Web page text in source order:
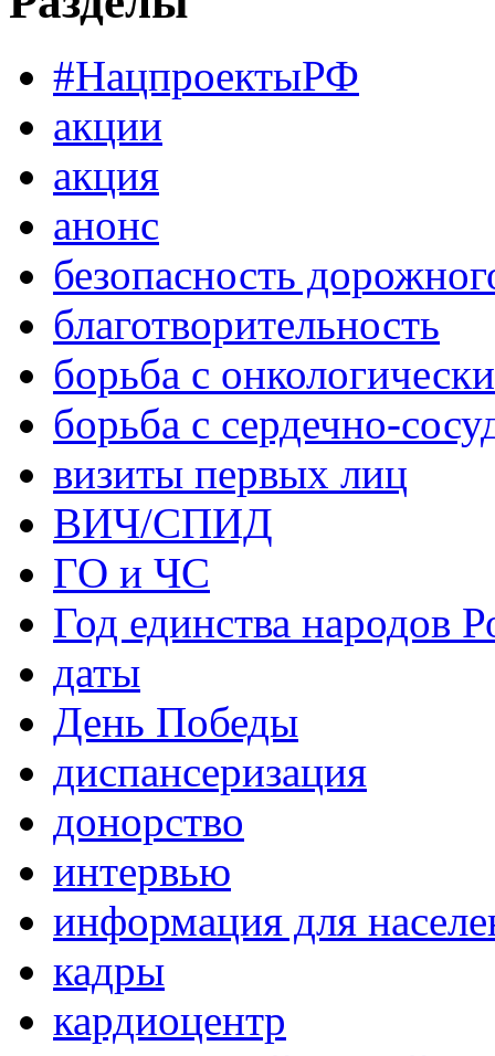
#НацпроектыРФ
акции
акция
анонс
безопасность
благотворительность
борьба с
борьба с сердечно-
визиты первых лиц
ВИЧ/СПИД
ГО и ЧС
Год единства народов
даты
День Победы
диспансеризация
донорство
интервью
информация для
кадры
кардиоцентр